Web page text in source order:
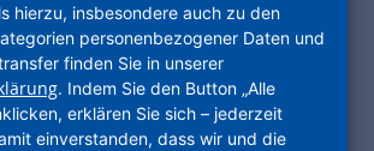
511,00 €
112,00 €
119,00 €
hierzu, insbesondere auch zu den
personenbezogener Daten und
finden Sie in unserer
. Indem Sie den Button „Alle
erklären Sie sich – jederzeit
einverstanden, dass wir und die